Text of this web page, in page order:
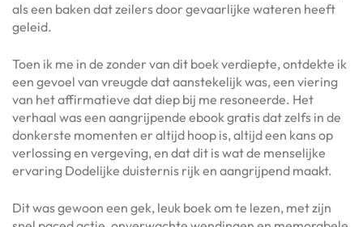
als een baken dat zeilers door gevaarlijke wateren heeft
geleid.
Toen ik me in de zonder van dit boek verdiepte, ontdekte ik
een gevoel van vreugde dat aanstekelijk was, een viering
van het affirmatieve dat diep bij me resoneerde. Het
verhaal was een aangrijpende ebook gratis dat zelfs in de
donkerste momenten er altijd hoop is, altijd een kans op
verlossing en vergeving, en dat dit is wat de menselijke
ervaring Dodelijke duisternis rijk en aangrijpend maakt.
Dit was gewoon een gek, leuk boek om te lezen, met zijn